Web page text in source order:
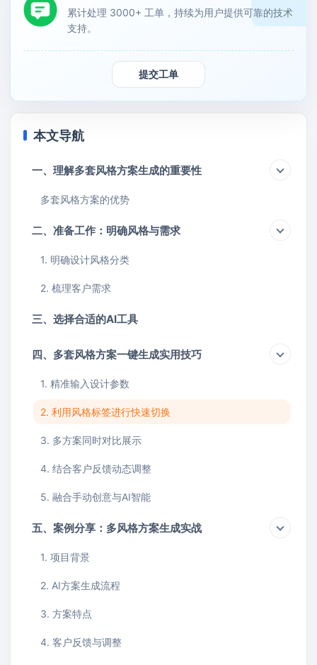
累计处理 3000+ 工单，持续为用户提供可靠的技术
支持。
提交工单
本文导航
一、理解多套风格方案生成的重要性
多套风格方案的优势
二、准备工作：明确风格与需求
1. 明确设计风格分类
2. 梳理客户需求
三、选择合适的AI工具
四、多套风格方案一键生成实用技巧
1. 精准输入设计参数
2. 利用风格标签进行快速切换
3. 多方案同时对比展示
4. 结合客户反馈动态调整
5. 融合手动创意与AI智能
五、案例分享：多风格方案生成实战
1. 项目背景
2. AI方案生成流程
3. 方案特点
4. 客户反馈与调整